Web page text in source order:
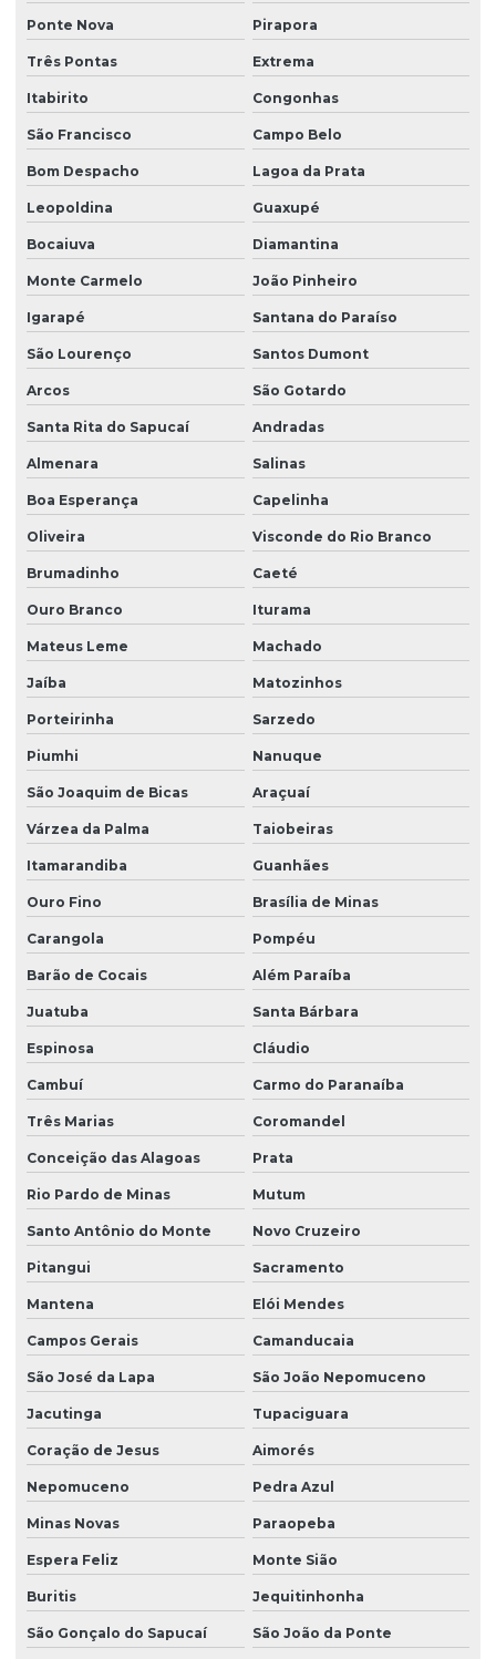
Ponte Nova Pirapora
Três Pontas Extrema
Itabirito Congonhas
São Francisco Campo Belo
Bom Despacho Lagoa da Prata
Leopoldina Guaxupé
Bocaiuva Diamantina
Monte Carmelo João Pinheiro
Igarapé Santana do Paraíso
São Lourenço Santos Dumont
Arcos São Gotardo
Santa Rita do Sapucaí Andradas
Almenara Salinas
Boa Esperança Capelinha
Oliveira Visconde do Rio Branco
Brumadinho Caeté
Ouro Branco Iturama
Mateus Leme Machado
Jaíba Matozinhos
Porteirinha Sarzedo
Piumhi Nanuque
São Joaquim de Bicas Araçuaí
Várzea da Palma Taiobeiras
Itamarandiba Guanhães
Ouro Fino Brasília de Minas
Carangola Pompéu
Barão de Cocais Além Paraíba
Juatuba Santa Bárbara
Espinosa Cláudio
Cambuí Carmo do Paranaíba
Três Marias Coromandel
Conceição das Alagoas Prata
Rio Pardo de Minas Mutum
Santo Antônio do Monte Novo Cruzeiro
Pitangui Sacramento
Mantena Elói Mendes
Campos Gerais Camanducaia
São José da Lapa São João Nepomuceno
Jacutinga Tupaciguara
Coração de Jesus Aimorés
Nepomuceno Pedra Azul
Minas Novas Paraopeba
Espera Feliz Monte Sião
Buritis Jequitinhonha
São Gonçalo do Sapucaí São João da Ponte